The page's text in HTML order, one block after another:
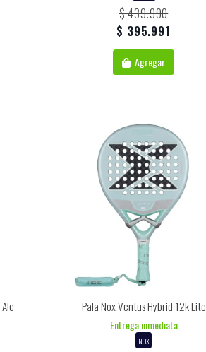
$ 439.990
$ 395.991
Agregar
Pala Nox Ventus Hybrid 12k Lite
Entrega inmediata
NOX